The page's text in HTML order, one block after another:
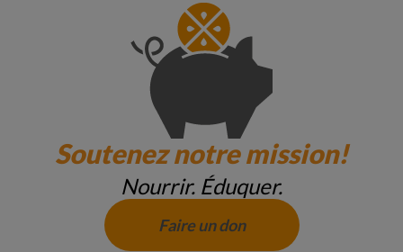
Soutenez notre mission!
Nourrir. Éduquer.
Faire un don